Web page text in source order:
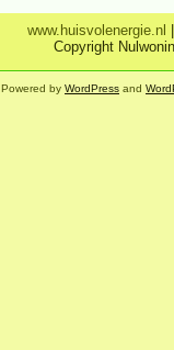
www.huisvolenergie.nl
Copyright
Powered by WordPress and